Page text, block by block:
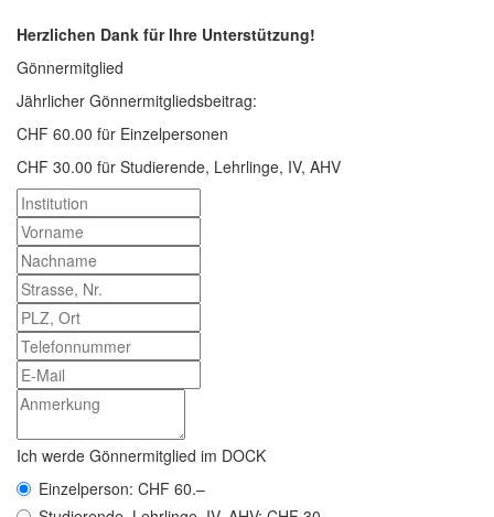
Herzlichen Dank für Ihre Unterstützung!
Gönnermitglied
Jährlicher Gönnermitgliedsbeitrag:
CHF 60.00 für Einzelpersonen
CHF 30.00 für Studierende, Lehrlinge, IV, AHV
Ich werde Gönnermitglied im DOCK
Einzelperson: CHF 60.–